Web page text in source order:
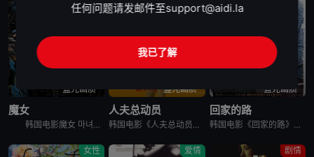
蓝光画质
魔女
韩国电影魔女 마녀讲述了10年前在一起奇怪的事故中独自生还的失忆少女子允，在一对老夫妇的抚养下长大。为了贴补家用，子允参加了某档电视节目，但让她没想到的是，就在节目播出后，开始有各种奇怪的人出现在
蓝光画质
人夫总动员
韩国电影《人夫总动员》讲述了，资深缉毒警黄忠植被困多年的贩毒团伙突然反扑，前妻诗奈惨遭绑架，沦为犯罪组织要挟他的筹码。摆在他面前的，只有一条险路：和诗奈的现任丈夫李敏锡联手救人。李敏锡看似是文弱的兽医
蓝光画质
回家的路
韩国电影《回家的路》讲述了，金宗裴（高修 饰）和宋静妍（全度妍 饰）是一对平凡的夫妇，他们共同经营一家汽车修理店，并育有可爱的女儿慧琳。生活固然快乐，但是不免狂风暴雨的侵袭。宗裴曾给朋友秀载作担保，但
女性 爱情 剧情
任何问题请发邮件至support@aidi.la
我已了解